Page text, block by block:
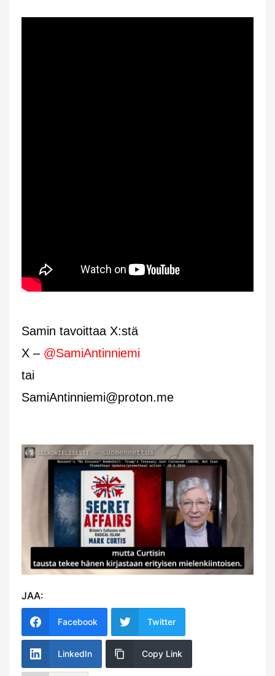
Samin tavoittaa X:stä
X – @SamiAntinniemi
tai
SamiAntinniemi@proton.me
JAA:
Facebook Twitter
LinkedIn Copy Link